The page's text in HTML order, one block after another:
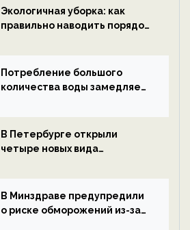
ECOportal
Экологичная уборка: как
правильно наводить порядок
Потребление большого
количества воды замедляет
В Петербурге открыли
четыре новых вида
экологии на ECOportal
В Минздраве предупредили
о риске обморожений из-за